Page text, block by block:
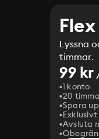
Flex
Lyssna
timmar.
99 kr/
1 konto
20
Spara
Avsluta